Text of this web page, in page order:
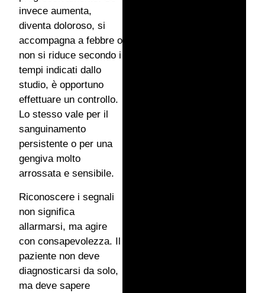
invece aumenta,
diventa doloroso, si
accompagna a febbre o
non si riduce secondo i
tempi indicati dallo
studio, è opportuno
effettuare un controllo.
Lo stesso vale per il
sanguinamento
persistente o per una
gengiva molto
arrossata e sensibile.
Riconoscere i segnali
non significa
allarmarsi, ma agire
con consapevolezza. Il
paziente non deve
diagnosticarsi da solo,
ma deve sapere